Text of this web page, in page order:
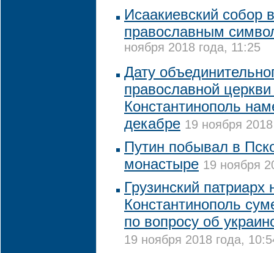
Исаакиевский собор
православным
ноября 2018 года, 11:25
Дату
православной
Константинополь
декабре 19 ноября
Путин побывал в
монастыре 19 ноября
Грузинский
Константинополь
по вопросу об
19 ноября 2018 года,